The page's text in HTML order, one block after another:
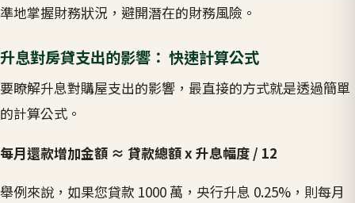
準地掌握財務狀況，避開潛在的財務風險。
升息對房貸支出的影響： 快速計算公式
要瞭解升息對購屋支出的影響，最直接的方式就是透過簡單
的計算公式。
每月還款增加金額 ≈ 貸款總額 x 升息幅度 / 12
舉例來說，如果您貸款 1000 萬，央行升息 0.25%，則每月